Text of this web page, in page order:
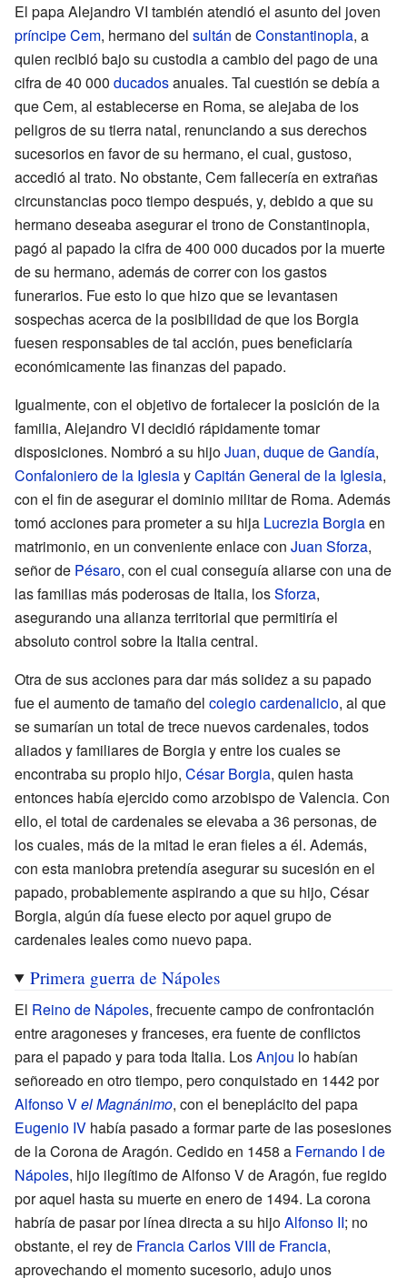
El papa Alejandro VI también atendió el asunto del joven
príncipeCem, hermano del sultán deConstantinopla, a
quien recibió bajo su custodia a cambio del pago de una
cifra de 40 000 ducadosanuales. Tal cuestión se debía a
que Cem, al establecerse en Roma, se alejaba de los
peligros de su tierra natal, renunciando a sus derechos
sucesorios en favor de su hermano, el cual, gustoso,
accedió al trato. No obstante, Cem fallecería en extrañas
circunstancias poco tiempo después, y, debido a que su
hermano deseaba asegurar el trono de Constantinopla,
pagó al papado la cifra de 400 000 ducados por la muerte
de su hermano, además de correr con los gastos
funerarios. Fue esto lo que hizo que se levantasen
sospechas acerca de la posibilidad de que los Borgia
fuesen responsables de tal acción, pues beneficiaría
económicamente las finanzas del papado.
Igualmente, con el objetivo de fortalecer la posición de la
familia, Alejandro VI decidió rápidamente tomar
disposiciones. Nombró a su hijoJuan, duque de Gandía,
Confaloniero de la IglesiayCapitán General de la Iglesia,
con el fin de asegurar el dominio militar de Roma. Además
tomó acciones para prometer a su hija Lucrezia Borgiaen
matrimonio, en un conveniente enlace con Juan Sforza,
señor de Pésaro, con el cual conseguía aliarse con una de
las familias más poderosas de Italia, losSforza,
asegurando una alianza territorial que permitiría el
absoluto control sobre la Italia central.
Otra de sus acciones para dar más solidez a su papado
fue el aumento de tamaño del colegio cardenalicio, al que
se sumarían un total de trece nuevos cardenales, todos
aliados y familiares de Borgia y entre los cuales se
encontraba su propio hijo, César Borgia, quien hasta
entonces había ejercido como arzobispo de Valencia. Con
ello, el total de cardenales se elevaba a 36 personas, de
los cuales, más de la mitad le eran fieles a él. Además,
con esta maniobra pretendía asegurar su sucesión en el
papado, probablemente aspirando a que su hijo, César
Borgia, algún día fuese electo por aquel grupo de
cardenales leales como nuevo papa.
Primera guerra de Nápoles
El Reino de Nápoles, frecuente campo de confrontación
entre aragoneses y franceses, era fuente de conflictos
para el papado y para toda Italia. LosAnjou lo habían
señoreado en otro tiempo, pero conquistado en 1442 por
AlfonsoVel Magnánimo, con el beneplácito del papa
Eugenio IV había pasado a formar parte de las posesiones
de la Corona de Aragón. Cedido en 1458 a Fernando I de
Nápoles, hijo ilegítimo de Alfonso V de Aragón, fue regido
por aquel hasta su muerte en enero de 1494. La corona
habría de pasar por línea directa a su hijoAlfonso II; no
obstante, el rey de FranciaCarlos VIII de Francia,
aprovechando el momento sucesorio, adujo unos